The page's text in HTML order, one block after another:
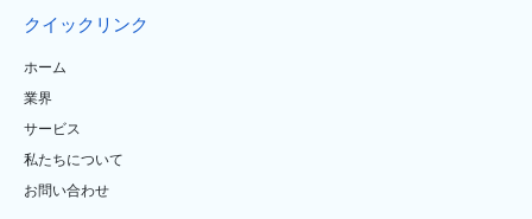
クイックリンク
ホーム
業界
サービス
私たちについて
お問い合わせ